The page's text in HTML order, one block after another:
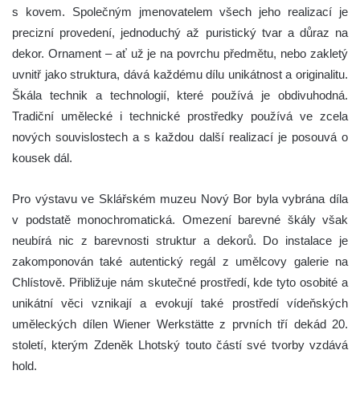
s kovem. Společným jmenovatelem všech jeho realizací je
precizní provedení, jednoduchý až puristický tvar a důraz na
dekor. Ornament – ať už je na povrchu předmětu, nebo zakletý
uvnitř jako struktura, dává každému dílu unikátnost a originalitu.
Škála technik a technologií, které používá je obdivuhodná.
Tradiční umělecké i technické prostředky používá ve zcela
nových souvislostech a s každou další realizací je posouvá o
kousek dál.
Pro výstavu ve Sklářském muzeu Nový Bor byla vybrána díla
v podstatě monochromatická. Omezení barevné škály však
neubírá nic z barevnosti struktur a dekorů. Do instalace je
zakomponován také autentický regál z umělcovy galerie na
Chlístově. Přibližuje nám skutečné prostředí, kde tyto osobité a
unikátní věci vznikají a evokují také prostředí vídeňských
uměleckých dílen Wiener Werkstätte z prvních tří dekád 20.
století, kterým Zdeněk Lhotský touto částí své tvorby vzdává
hold.